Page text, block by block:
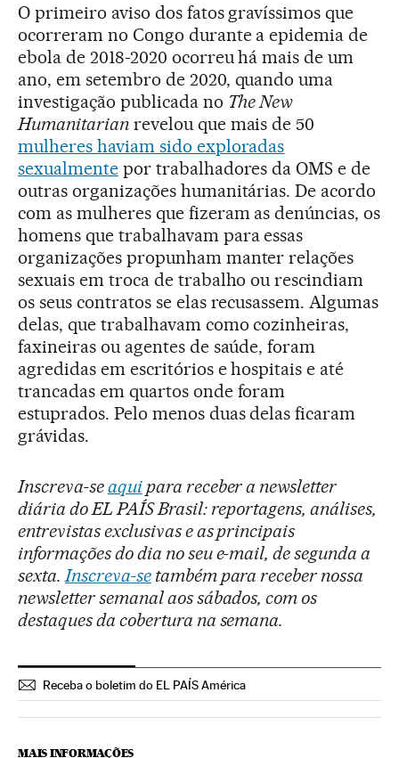
O primeiro aviso dos fatos gravíssimos que
ocorreram no Congo durante a epidemia de
ebola de 2018-2020 ocorreu há mais de um
ano, em setembro de 2020, quando uma
investigação publicada no The New
Humanitarianrevelou que mais de 50
mulheres haviam sido exploradas
sexualmentepor trabalhadores da OMS e de
outras organizações humanitárias. De acordo
com as mulheres que fizeram as denúncias, os
homens que trabalhavam para essas
organizações propunham manter relações
sexuais em troca de trabalho ou rescindiam
os seus contratos se elas recusassem. Algumas
delas, que trabalhavam como cozinheiras,
faxineiras ou agentes de saúde, foram
agredidas em escritórios e hospitais e até
trancadas em quartos onde foram
estuprados. Pelo menos duas delas ficaram
grávidas.
Inscreva-seaquipara receber a newsletter
diária do EL PAÍS Brasil: reportagens, análises,
entrevistas exclusivas e as principais
informações do dia no seu e-mail, de segunda a
sexta.Inscreva-setambém para receber nossa
newsletter semanal aos sábados, com os
destaques da cobertura na semana.
Receba o boletim do EL PAÍS América
MAIS INFORMAÇÕES